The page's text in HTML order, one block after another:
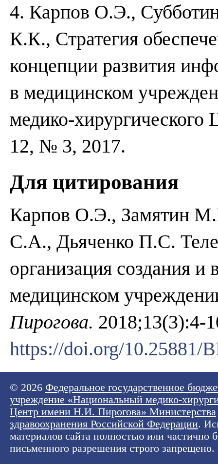
4. Карпов О.Э.,
К.К., Стратегия
концепции развития
в медицинском
медико-
12, № 3, 2017.
Для цитирования
Карпов О.Э., Замятин
С.А., Дьяченко П.С.
организация создания
медицинском
Пирогова. 2018;13(3):4-
https://doi.org/10.25881/
© 2026 Федеральное государственное
учреждение «Национальный медико-
Центр имени Н.И. Пирогова» Министерства
здравоохранения Российской Федерации.
материалов сайта полностью или частично
письменного разрешения строго запрещено.